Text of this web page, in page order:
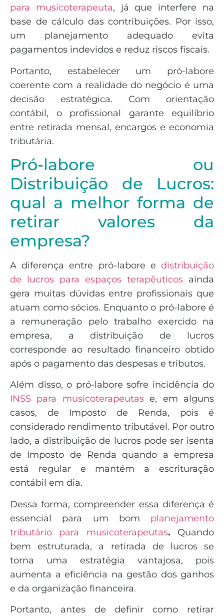
para musicoterapeuta, já que interfere na
base de cálculo das contribuições. Por isso,
um planejamento adequado evita
pagamentos indevidos e reduz riscos fiscais.
Portanto, estabelecer um pró-labore
coerente com a realidade do negócio é uma
decisão estratégica. Com orientação
contábil, o profissional garante equilíbrio
entre retirada mensal, encargos e economia
tributária.
Pró-labore ou
Distribuição de Lucros:
qual a melhor forma de
retirar valores da
empresa?
A diferença entre pró-labore e distribuição
de lucros para espaços terapêuticos ainda
gera muitas dúvidas entre profissionais que
atuam como sócios. Enquanto o pró-labore é
a remuneração pelo trabalho exercido na
empresa, a distribuição de lucros
corresponde ao resultado financeiro obtido
após o pagamento das despesas e tributos.
Além disso, o pró-labore sofre incidência do
INSS para musicoterapeutase, em alguns
casos, de Imposto de Renda, pois é
considerado rendimento tributável. Por outro
lado, a distribuição de lucros pode ser isenta
de Imposto de Renda quando a empresa
está regular e mantém a escrituração
contábil em dia.
Dessa forma, compreender essa diferença é
essencial para um bom planejamento
tributário para musicoterapeutas. Quando
bem estruturada, a retirada de lucros se
torna uma estratégia vantajosa, pois
aumenta a eficiência na gestão dos ganhos
e da organização financeira.
Portanto, antes de definir como retirar